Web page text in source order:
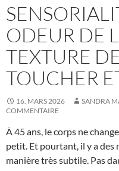
ODEUR DE
TEXTURE
TOUCHER
16. MARS 2026 SANDRA
COMMENTAIRE
À 45 ans, le corps ne
petit. Et pourtant, il y a des
manière très subtile. Pas